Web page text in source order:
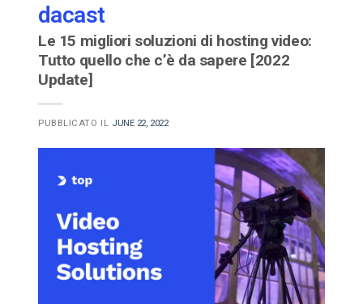
dacast
Le 15 migliori soluzioni di hosting video:
Tutto quello che c’è da sapere [2022
Update]
PUBBLICATO IL JUNE 22, 2022